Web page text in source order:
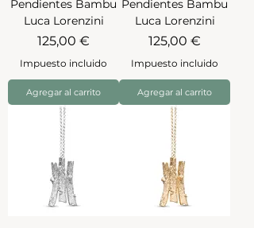
Pendientes Bambu
Luca Lorenzini
Precio
125,00 €
Impuesto incluido
Agregar al carrito
Pendientes Bambu
Luca Lorenzini
Precio
125,00 €
Impuesto incluido
Agregar al carrito